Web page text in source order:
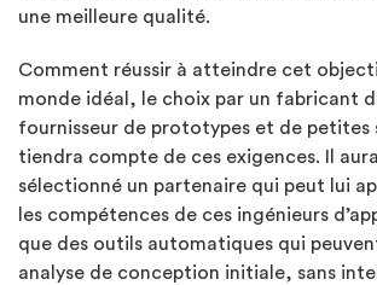
une meilleure qualité.
Comment réussir à atteindre cet
monde idéal, le choix par un fabricant
fournisseur de prototypes et de petites
tiendra compte de ces exigences. Il
sélectionné un partenaire qui peut lui
les compétences de ces ingénieurs
que des outils automatiques qui
analyse de conception initiale, sans